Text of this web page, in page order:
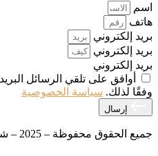
اسم
هاتف
بريد إلكتروني
بريد إلكتروني
بريد إلكتروني
أوافق على تلقي الرسائل
وفقًا لذلك. سياسة الخصوصية
إرسال
جميع الحقوق محفوظة – 2025 – شركة يانيف إيش شالوم